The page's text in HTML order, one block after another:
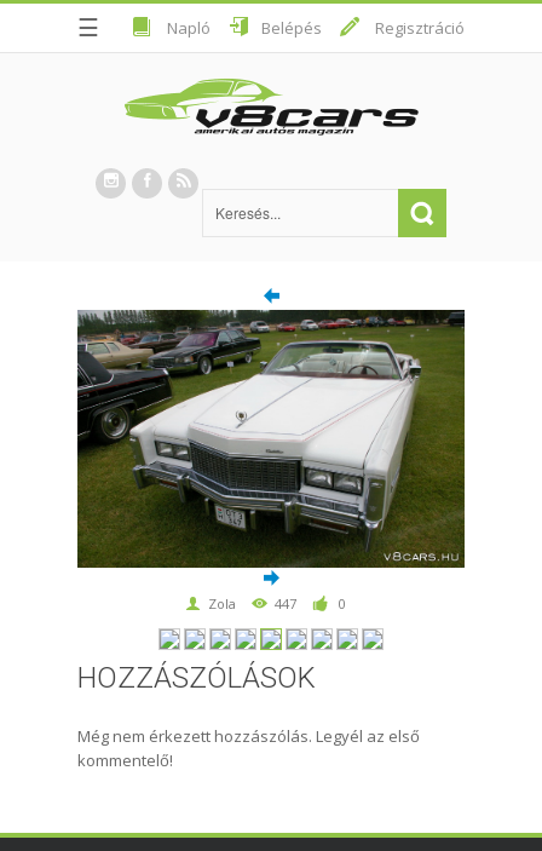
☰ Napló Belépés Regisztráció
Zola 447 0
HOZZÁSZÓLÁSOK
Még nem érkezett hozzászólás. Legyél az első
kommentelő!